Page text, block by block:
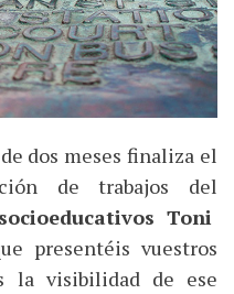
dos meses finaliza el
de trabajos del
Toni
presentéis vuestros
la visibilidad de ese